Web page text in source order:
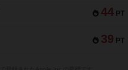
44 PT
39 PT